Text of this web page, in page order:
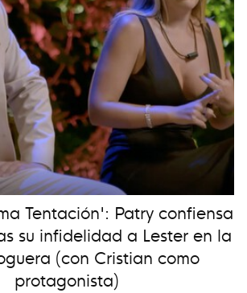
Tentación': Patry confiensa
su infidelidad a Lester en la
(con Cristian como
protagonista)